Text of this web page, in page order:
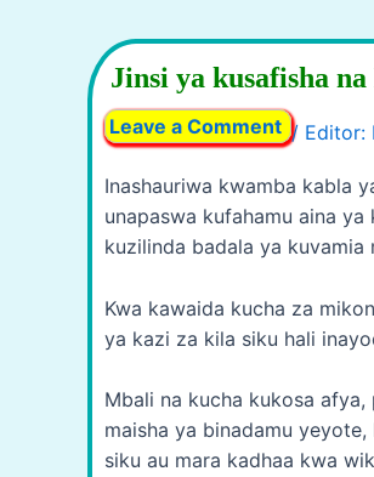
Jinsi ya kusafisha
Leave a Comment /
Inashauriwa kwamba kabla
unapaswa kufahamu aina
kuzilinda badala ya kuvamia
Kwa kawaida kucha za
ya kazi za kila siku hali
Mbali na kucha kukosa
maisha ya binadamu
siku au mara kadhaa kwa